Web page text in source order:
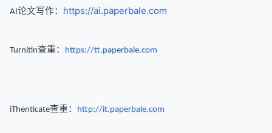
AI论文写作： https://ai.paperbale.com
Turnitin查重： https://tt.paperbale.com
iThenticate查重： http://it.paperbale.com